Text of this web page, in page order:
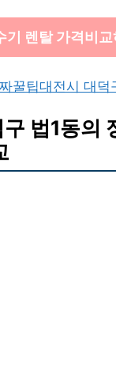
기 렌탈 가격비교
꿀팁대전시 대덕
법1동의